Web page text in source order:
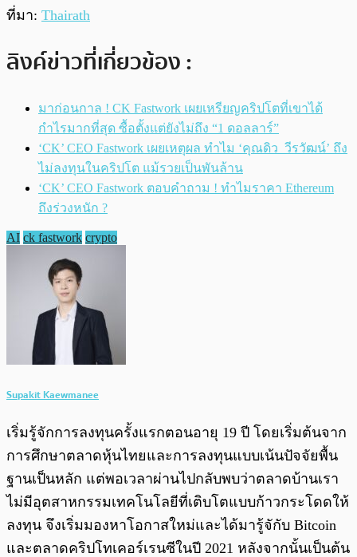
ที่มา: Thairath
ลิงค์ข่าวที่เกี่ยวข้อง :
มาก่อนกาล ! CK Fastwork เผยเหรียญคริปโตที่เขาได้
กำไรมากที่สุด ซื้อตั้งแต่ยังไม่ถึง “1 ดอลลาร์”
‘CK’ CEO Fastwork เผยเหตุผล ทำไม ‘คุณดิว วีรวัฒน์’ ถึง
ไม่ลงทุนในคริปโต แม้รวยเป็นพันล้าน
‘CK’ CEO Fastwork ตอบคำถาม ! ทำไมราคา Ethereum
ถึงร่วงหนัก ?
AI ck fastwork crypto
Supakit Kaewmanee
เริ่มรู้จักการลงทุนครั้งแรกตอนอายุ 19 ปี โดยเริ่มต้นจาก
การศึกษาตลาดหุ้นไทยและการลงทุนแบบเน้นปัจจัยพื้น
ฐานเป็นหลัก แต่พอเวลาผ่านไปกลับพบว่าตลาดบ้านเรา
ไม่มีอุตสาหกรรมเทคโนโลยีที่เติบโตแบบก้าวกระโดดให้
ลงทุน จึงเริ่มมองหาโอกาสใหม่และได้มารู้จักับ Bitcoin
และตลาดคริปโทเคอร์เรนซีในปี 2021 หลังจากนั้นเป็นต้น